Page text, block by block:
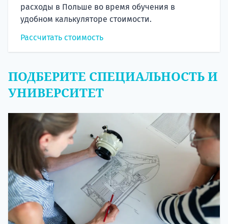
расходы в Польше во время обучения в
удобном калькуляторе стоимости.
Рассчитать стоимость
ПОДБЕРИТЕ СПЕЦИАЛЬНОСТЬ И
УНИВЕРСИТЕТ